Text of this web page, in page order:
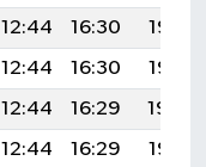
12:44 16:30
19:37
12:44 16:30
19:35
12:44 16:29
19:34
12:44 16:29
19:33